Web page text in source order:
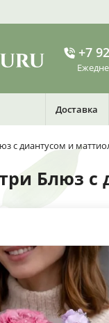
+7
Доставка
с диантусом и
Блюз